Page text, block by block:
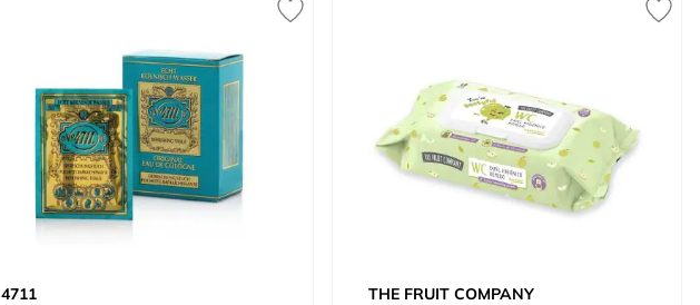
4711
THE FRUIT COMPANY